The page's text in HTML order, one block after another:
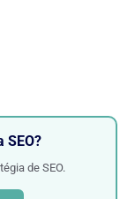
SEO?
de SEO.